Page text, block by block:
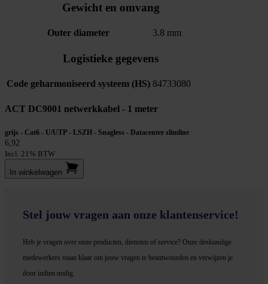
Gewicht en omvang
Outer diameter 3.8 mm
Logistieke gegevens
Code geharmoniseerd systeem (HS) 84733080
ACT DC9001 netwerkkabel - 1 meter
grijs - Cat6 - U/UTP - LSZH - Snagless - Datacenter slimline
6,92
Incl. 21% BTW
In winkel­wagen
Stel jouw vragen aan onze klantenservice!
Heb je vragen over onze producten, diensten of service? Onze deskundige
medewerkers staan klaar om jouw vragen te beantwoorden en verwijzen je
door indien nodig.